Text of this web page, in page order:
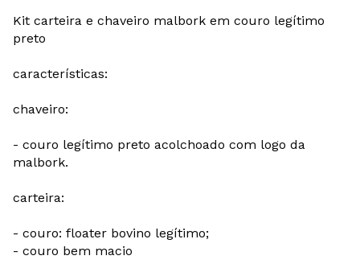
Kit carteira e chaveiro malbork em couro legítimo
preto
características:
chaveiro:
- couro legítimo preto acolchoado com logo da
malbork.
carteira:
- couro: floater bovino legítimo;
- couro bem macio